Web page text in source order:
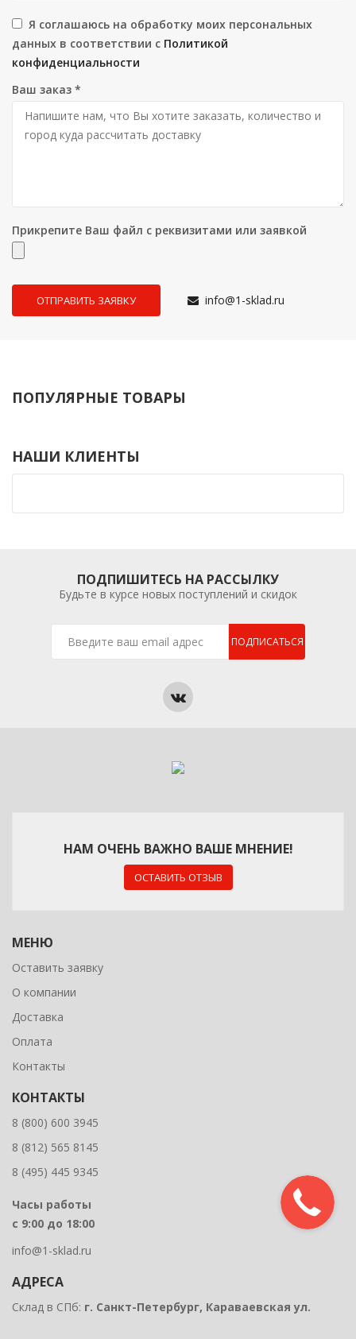
Я соглашаюсь на обработку моих персональных
данных в соответствии с Политикой
конфиденциальности
Ваш заказ *
Прикрепите Ваш файл с реквизитами или заявкой
info@1-sklad.ru
ПОПУЛЯРНЫЕ ТОВАРЫ
НАШИ КЛИЕНТЫ
ПОДПИШИТЕСЬ НА РАССЫЛКУ
Будьте в курсе новых поступлений и скидок
ПОДПИСАТЬСЯ
НАМ ОЧЕНЬ ВАЖНО ВАШЕ МНЕНИЕ!
ОСТАВИТЬ ОТЗЫВ
МЕНЮ
Оставить заявку
О компании
Доставка
Оплата
Контакты
КОНТАКТЫ
8 (800) 600 3945
8 (812) 565 8145
8 (495) 445 9345
Часы работы
с 9:00 до 18:00
info@1-sklad.ru
АДРЕСА
Склад в СПб: г. Санкт-Петербург, Караваевская ул.